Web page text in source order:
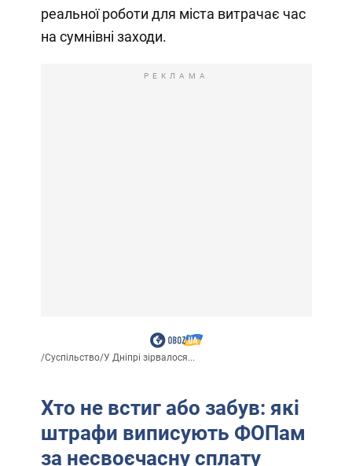
реальної роботи для міста витрачає час
на сумнівні заходи.
РЕКЛАМА
/Суспільство/У Дніпрі зірвалося...
Хто не встиг або забув: які
штрафи виписують ФОПам
за несвоєчасну сплату